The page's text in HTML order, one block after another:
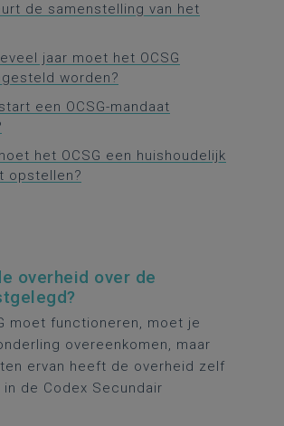
de samenstelling van het
jaar moet het OCSG
worden?
een OCSG-mandaat
het OCSG een huishoudelijk
opstellen?
overheid over de
moet functioneren, moet je
overeenkomen, maar
ervan heeft de overheid zelf
de Codex Secundair